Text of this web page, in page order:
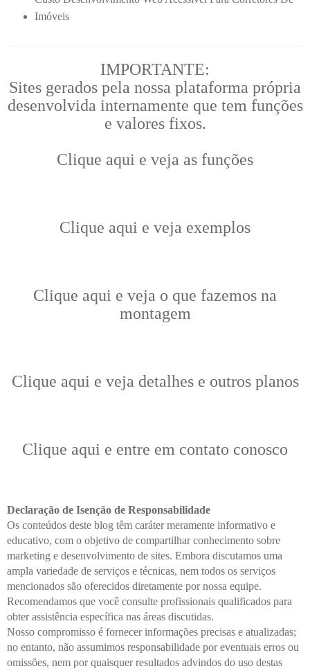
Imóveis
IMPORTANTE:
Sites gerados pela nossa plataforma própria
desenvolvida internamente que tem funções
e valores fixos.
Clique aqui e veja as funções
Clique aqui e veja exemplos
Clique aqui e veja o que fazemos na
montagem
Clique aqui e veja detalhes e outros planos
Clique aqui e entre em contato conosco
Declaração de Isenção de Responsabilidade
Os conteúdos deste blog têm caráter meramente informativo e
educativo, com o objetivo de compartilhar conhecimento sobre
marketing e desenvolvimento de sites. Embora discutamos uma
ampla variedade de serviços e técnicas, nem todos os serviços
mencionados são oferecidos diretamente por nossa equipe.
Recomendamos que você consulte profissionais qualificados para
obter assistência específica nas áreas discutidas.
Nosso compromisso é fornecer informações precisas e atualizadas;
no entanto, não assumimos responsabilidade por eventuais erros ou
omissões, nem por quaisquer resultados advindos do uso destas